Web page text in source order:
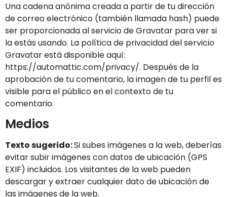
Una cadena anónima creada a partir de tu dirección
de correo electrónico (también llamada hash) puede
ser proporcionada al servicio de Gravatar para ver si
la estás usando. La política de privacidad del servicio
Gravatar está disponible aquí:
https://automattic.com/privacy/. Después de la
aprobación de tu comentario, la imagen de tu perfil es
visible para el público en el contexto de tu
comentario.
Medios
Texto sugerido:Si subes imágenes a la web, deberías
evitar subir imágenes con datos de ubicación (GPS
EXIF) incluidos. Los visitantes de la web pueden
descargar y extraer cualquier dato de ubicación de
las imágenes de la web.